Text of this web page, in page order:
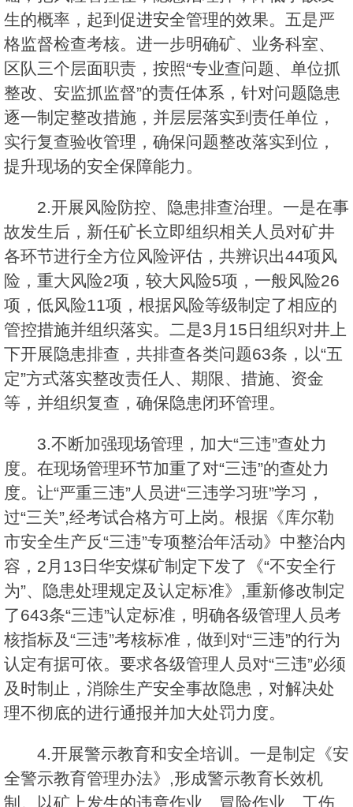
生的概率，起到促进安全管理的效果。五是严
格监督检查考核。进一步明确矿、业务科室、
区队三个层面职责，按照“专业查问题、单位抓
整改、安监抓监督”的责任体系，针对问题隐患
逐一制定整改措施，并层层落实到责任单位，
实行复查验收管理，确保问题整改落实到位，
提升现场的安全保障能力。
2.开展风险防控、隐患排查治理。一是在事
故发生后，新任矿长立即组织相关人员对矿井
各环节进行全方位风险评估，共辨识出44项风
险，重大风险2项，较大风险5项，一般风险26
项，低风险11项，根据风险等级制定了相应的
管控措施并组织落实。二是3月15日组织对井上
下开展隐患排查，共排查各类问题63条，以“五
定”方式落实整改责任人、期限、措施、资金
等，并组织复查，确保隐患闭环管理。
3.不断加强现场管理，加大“三违”查处力
度。在现场管理环节加重了对“三违”的查处力
度。让“严重三违”人员进“三违学习班”学习，
过“三关”,经考试合格方可上岗。根据《库尔勒
市安全生产反“三违”专项整治年活动》中整治内
容，2月13日华安煤矿制定下发了《“不安全行
为”、隐患处理规定及认定标准》,重新修改制定
了643条“三违”认定标准，明确各级管理人员考
核指标及“三违”考核标准，做到对“三违”的行为
认定有据可依。要求各级管理人员对“三违”必须
及时制止，消除生产安全事故隐患，对解决处
理不彻底的进行通报并加大处罚力度。
4.开展警示教育和安全培训。一是制定《安
全警示教育管理办法》,形成警示教育长效机
制。以矿上发生的违章作业、冒险作业、工伤